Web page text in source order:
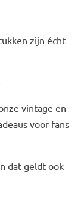
zijn écht
vintage en
voor fans
dat geldt ook